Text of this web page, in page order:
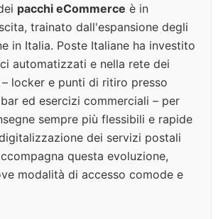
pacchi eCommerce è in
trainato dall'espansione degli
in Italia. Poste Italiane ha investito
automatizzati e nella rete dei
– locker e punti di ritiro presso
ed esercizi commerciali – per
sempre più flessibili e rapide
dei servizi postali
questa evoluzione,
modalità di accesso comode e